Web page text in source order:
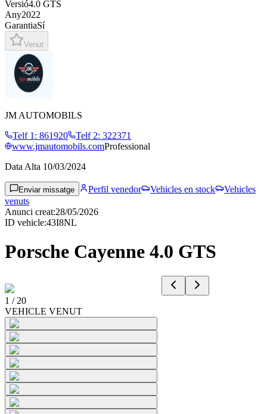
Versió4.0 GTS
Any2022
GarantiaSí
Venut
JM AUTOMOBILS
Telf 1 : 861920 Telf 2: 322371
www.jmautomobils.comProfessional
Data Alta 10/03/2024
Enviar missatge Perfil venedor Vehicles en stock
Vehicles
venuts
Anunci creat:28/05/2026
ID vehicle:43I8NL
Porsche Cayenne 4.0 GTS
1 / 20
VEHICLE VENUT